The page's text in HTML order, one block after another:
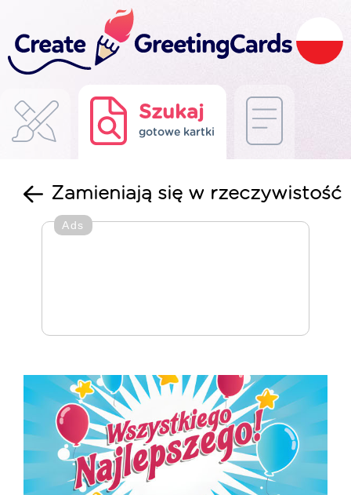
Szukaj
gotowe kartki
Zamieniają się w rzeczywistość
Ads